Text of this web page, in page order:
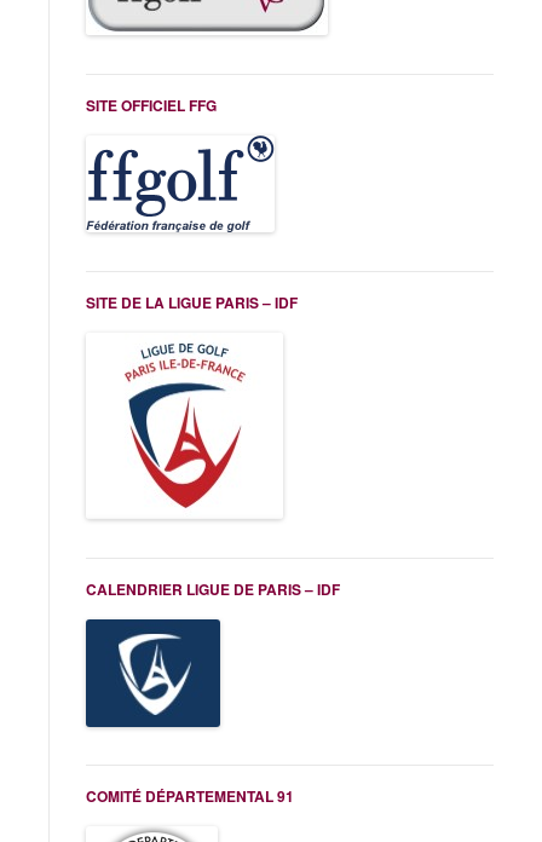
SITE OFFICIEL FFG
SITE DE LA LIGUE PARIS – IDF
CALENDRIER LIGUE DE PARIS – IDF
COMITÉ DÉPARTEMENTAL 91